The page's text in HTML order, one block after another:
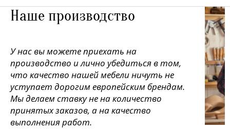
Наше производство
У нас вы можете приехать на
производство и лично убедиться в том,
что качество нашей мебели ничуть не
уступает дорогим европейским брендам.
Мы делаем ставку не на количество
принятых заказов, а на качество
выполнения работ.